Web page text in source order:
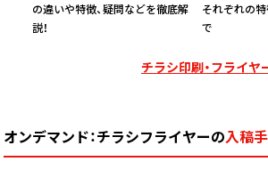
500
(￥7,910 税込)
￥4,727
の違いや特徴、疑問などを徹底解
説！
それぞれの
で
チラシ印刷・フライ
オンデマンド：チラシフライヤーの入稿